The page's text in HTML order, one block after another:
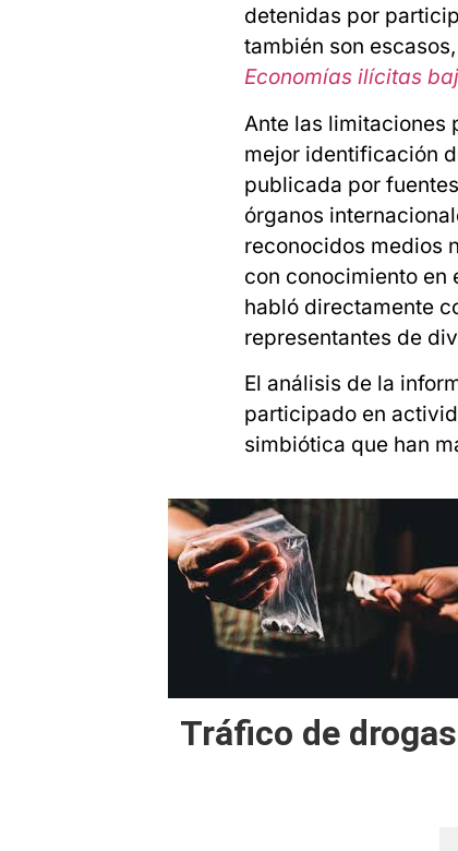
detenidas por
también son
Economías ilícitas
Ante las limitaciones
mejor identificación
publicada por
órganos
reconocidos medios
con conocimiento en
habló directamente
representantes de
El análisis de la
participado en
simbiótica que han
Tráfico de drogas